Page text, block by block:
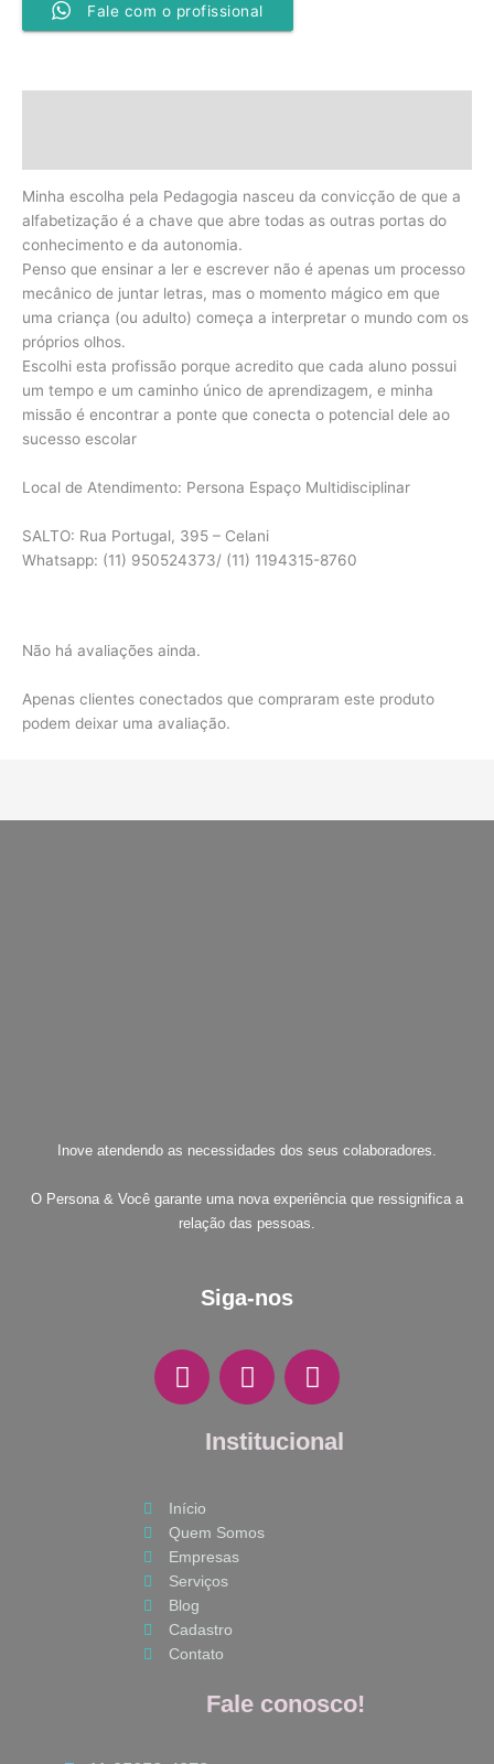
Fale com o profissional
Minha escolha pela Pedagogia nasceu da convicção de que a
alfabetização é a chave que abre todas as outras portas do
conhecimento e da autonomia.
Penso que ensinar a ler e escrever não é apenas um processo
mecânico de juntar letras, mas o momento mágico em que
uma criança (ou adulto) começa a interpretar o mundo com os
próprios olhos.
Escolhi esta profissão porque acredito que cada aluno possui
um tempo e um caminho único de aprendizagem, e minha
missão é encontrar a ponte que conecta o potencial dele ao
sucesso escolar
Local de Atendimento: Persona Espaço Multidisciplinar
SALTO: Rua Portugal, 395 – Celani
Whatsapp: (11) 950524373/ (11) 1194315-8760
Não há avaliações ainda.
Apenas clientes conectados que compraram este produto
podem deixar uma avaliação.
Inove atendendo as necessidades dos seus colaboradores.
O Persona & Você garante uma nova experiência que ressignifica a
relação das pessoas.
Siga-nos
F
a
o
o
k
I
n
t
r
W
h
t
Institucional
Início
Quem Somos
Empresas
Serviços
Blog
Cadastro
Contato
Fale conosco!